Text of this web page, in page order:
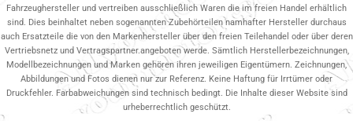
Fahrzeughersteller und vertreiben ausschließlich Waren die im freien Handel erhältlich
sind. Dies beinhaltet neben sogenannten Zubehörteilen namhafter Hersteller durchaus
auch Ersatzteile die von den Markenhersteller über den freien Teilehandel oder über deren
Vertriebsnetz und Vertragspartner.angeboten werde. Sämtlich Herstellerbezeichnungen,
Modellbezeichnungen und Marken gehören ihren jeweiligen Eigentümern. Zeichnungen,
Abbildungen und Fotos dienen nur zur Referenz. Keine Haftung für Irrtümer oder
Druckfehler. Farbabweichungen sind technisch bedingt. Die Inhalte dieser Website sind
urheberrechtlich geschützt.